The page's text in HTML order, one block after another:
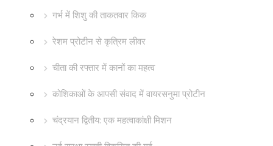
गर्भ में शिशु की ताकतवार किक
रेशम प्रोटीन से कृत्रिम लीवर
चीता की रफ्तार में कानों का महत्व
कोशिकाओं के आपसी संवाद में वायरसनुमा प्रोटीन
चंद्रयान द्वितीय: एक महत्वाकांक्षी मिशन